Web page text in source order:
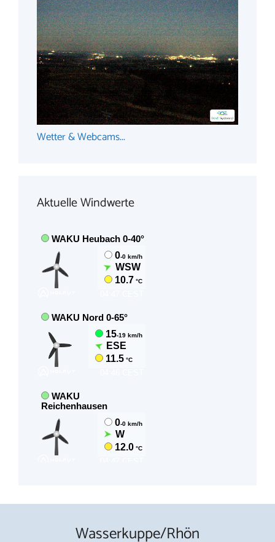
Wetter & Webcams...
Aktuelle Windwerte
Wasserkuppe/Rhön